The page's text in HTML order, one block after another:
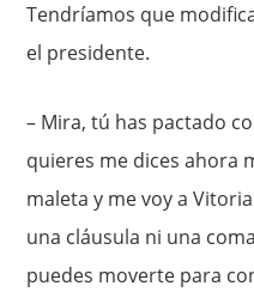
Tendríamos que
el presidente.
– Mira, tú has pactado
quieres me dices ahora
maleta y me voy a
una cláusula ni una
puedes moverte para